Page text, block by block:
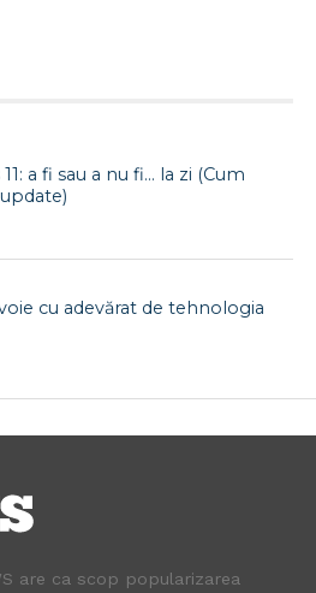
a fi sau a nu fi… la zi (Cum
cu adevărat de tehnologia
are ca scop popularizarea